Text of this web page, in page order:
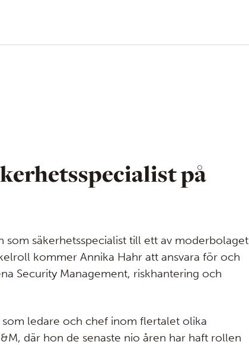
på
som säkerhetsspecialist till ett av moderbolaget
kommer Annika Hahr att ansvara för och
Security Management, riskhantering och
ledare och chef inom flertalet olika
där hon de senaste nio åren har haft rollen